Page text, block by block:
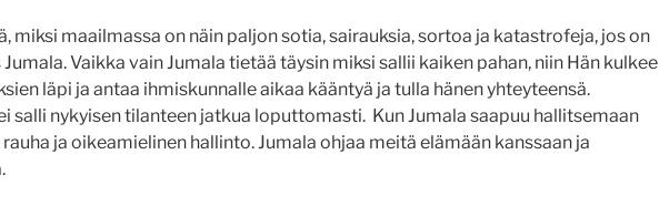
miksi maailmassa on näin paljon sotia, sairauksia, sortoa ja katastrofeja, jos on
Vaikka vain Jumala tietää täysin miksi sallii kaiken pahan, niin Hän kulkee
läpi ja antaa ihmiskunnalle aikaa kääntyä ja tulla hänen yhteyteensä.
salli nykyisen tilanteen jatkua loputtomasti. Kun Jumala saapuu hallitsemaan
ja oikeamielinen hallinto. Jumala ohjaa meitä elämään kanssaan ja